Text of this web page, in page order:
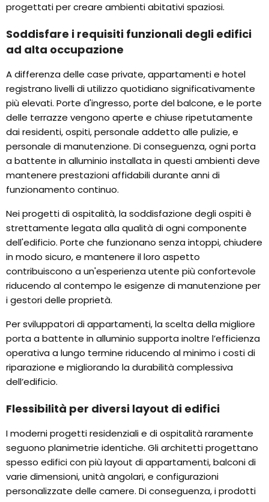
progettati per creare ambienti abitativi spaziosi.
Soddisfare i requisiti funzionali degli edifici
ad alta occupazione
A differenza delle case private, appartamenti e hotel
registrano livelli di utilizzo quotidiano significativamente
più elevati. Porte d'ingresso, porte del balcone, e le porte
delle terrazze vengono aperte e chiuse ripetutamente
dai residenti, ospiti, personale addetto alle pulizie, e
personale di manutenzione. Di conseguenza, ogni porta
a battente in alluminio installata in questi ambienti deve
mantenere prestazioni affidabili durante anni di
funzionamento continuo.
Nei progetti di ospitalità, la soddisfazione degli ospiti è
strettamente legata alla qualità di ogni componente
dell'edificio. Porte che funzionano senza intoppi, chiudere
in modo sicuro, e mantenere il loro aspetto
contribuiscono a un'esperienza utente più confortevole
riducendo al contempo le esigenze di manutenzione per
i gestori delle proprietà.
Per sviluppatori di appartamenti, la scelta della migliore
porta a battente in alluminio supporta inoltre l’efficienza
operativa a lungo termine riducendo al minimo i costi di
riparazione e migliorando la durabilità complessiva
dell’edificio.
Flessibilità per diversi layout di edifici
I moderni progetti residenziali e di ospitalità raramente
seguono planimetrie identiche. Gli architetti progettano
spesso edifici con più layout di appartamenti, balconi di
varie dimensioni, unità angolari, e configurazioni
personalizzate delle camere. Di conseguenza, i prodotti